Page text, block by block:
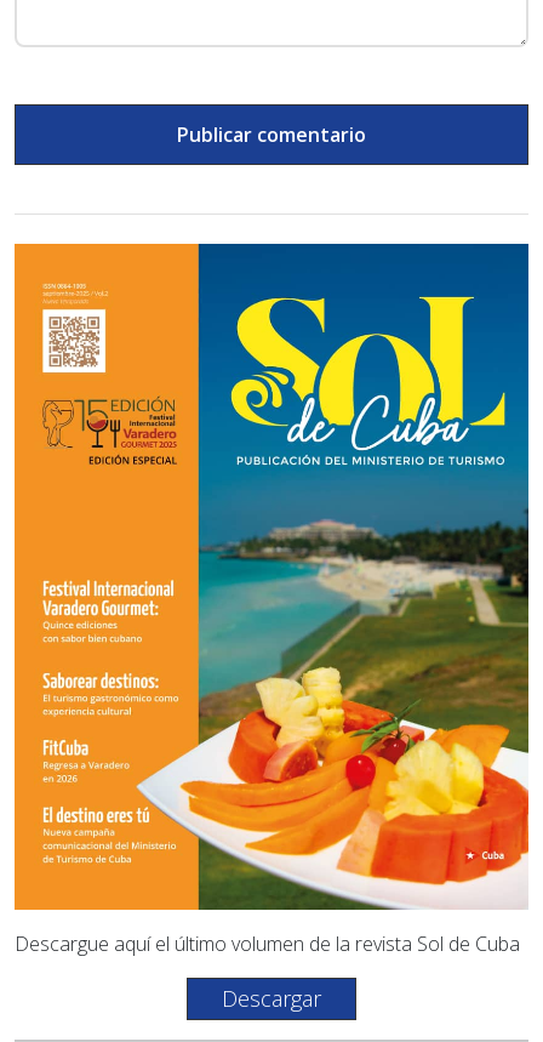
Descargue aquí el último volumen de la revista Sol de Cuba
Descargar